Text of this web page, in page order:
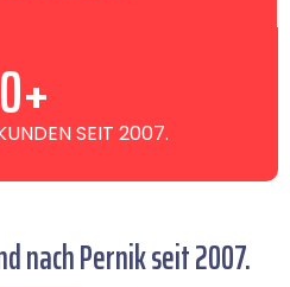
SEIT 2007.
0+
nach Pernik seit 2007.